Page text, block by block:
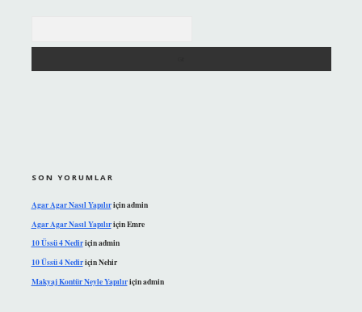
SON YORUMLAR
Agar Agar Nasıl Yapılıriçinadmin
Agar Agar Nasıl YapılıriçinEmre
10 Üssü 4 Nediriçinadmin
10 Üssü 4 NediriçinNehir
Makyaj Kontür Neyle Yapılıriçinadmin